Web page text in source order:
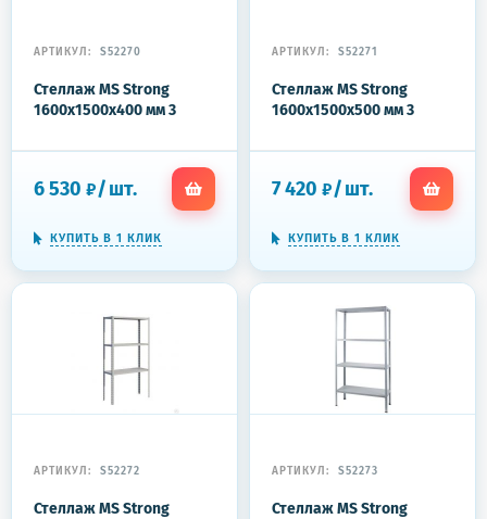
АРТИКУЛ: S52270
Стеллаж MS Strong
1600x1500x400 мм 3
6 530 ₽/шт.
КУПИТЬ В 1 КЛИК
АРТИКУЛ: S52271
Стеллаж MS Strong
1600x1500x500 мм 3
7 420 ₽/шт.
КУПИТЬ В 1 КЛИК
АРТИКУЛ: S52272
Стеллаж MS Strong
АРТИКУЛ: S52273
Стеллаж MS Strong